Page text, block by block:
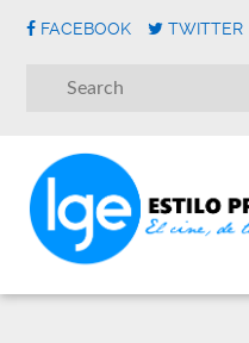
FACEBOOK TWITTER